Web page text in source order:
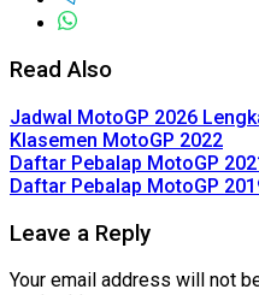
Read Also
Jadwal MotoGP 2026
Klasemen MotoGP 2022
Daftar Pebalap MotoGP
Daftar Pebalap MotoGP
Leave a Reply
Your email address will not